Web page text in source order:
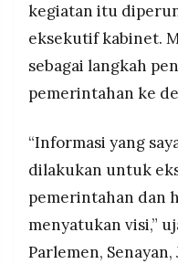
©
-
2026
MEDIA
PRAMUDITA
kegiatan itu
eksekutif kabinet.
sebagai langkah
pemerintahan ke
“Informasi yang
dilakukan untuk
pemerintahan dan
menyatukan visi,”
Parlemen, Senayan,